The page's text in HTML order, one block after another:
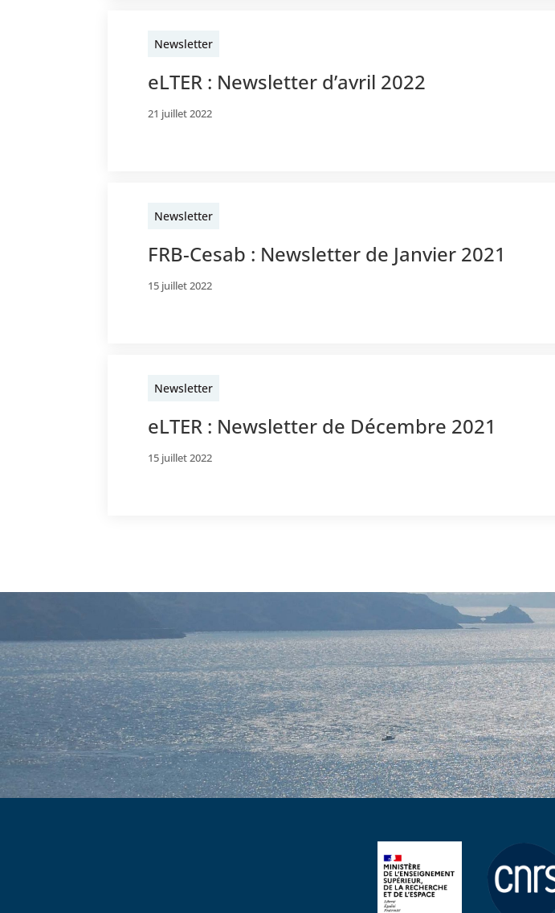
Newsletter
eLTER : Newsletter d’avril 2022
21 juillet 2022
Newsletter
FRB-Cesab : Newsletter de Janvier 2021
15 juillet 2022
Newsletter
eLTER : Newsletter de Décembre 2021
15 juillet 2022